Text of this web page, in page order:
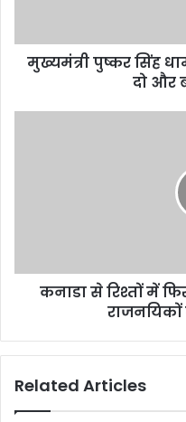
d
मुख्यमंत्री पुष्कर सिंह
दो और
कनाडा से रिश्तों में
Related Articles